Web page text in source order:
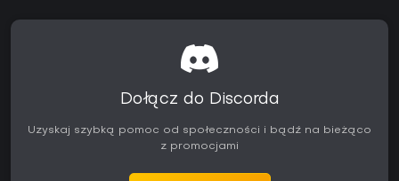
Dołącz do Discorda
Uzyskaj szybką pomoc od społeczności i bądź na bieżąco
z promocjami